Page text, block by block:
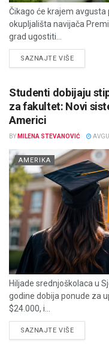
Čikago će krajem
okupljališta navijača
grad ugostiti...
SAZNAJTE VIŠEDETAILS
Studenti dobijaju
za fakultet: Novi
Americi
BY MILENA STEVANOVIĆ
AMERIKA
Hiljade srednjoškolaca u
godine dobija ponude za
$24.000, i...
SAZNAJTE VIŠEDETAILS